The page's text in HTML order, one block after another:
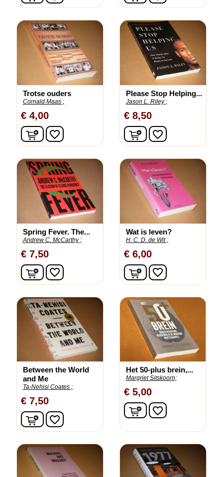
Trotse ouders
Cornald Maas ;
€ 4,00
In winkelwagen
favorite_border
Please Stop Helping...
Jason L. Riley ;
€ 8,50
In winkelwagen
favorite_border
Spring Fever. The...
Andrew C. McCarthy ;
€ 7,50
In winkelwagen
favorite_border
Wat is leven?
H. C. D. de Wit ;
€ 6,00
In winkelwagen
favorite_border
Between the World
and Me
Ta-Nehisi Coates ;
€ 7,50
In winkelwagen
favorite_border
Het 50-plus brein,...
Margriet Sitskoorn;
€ 5,00
In winkelwagen
favorite_border